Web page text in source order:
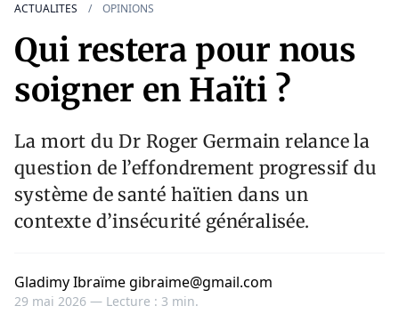
ACTUALITES OPINIONS
Qui restera pour nous
soigner en Haïti ?
La mort du Dr Roger Germain relance la
question de l’effondrement progressif du
système de santé haïtien dans un
contexte d’insécurité généralisée.
Gladimy Ibraïme gibraime@gmail.com
29 mai 2026 — Lecture : 3 min.